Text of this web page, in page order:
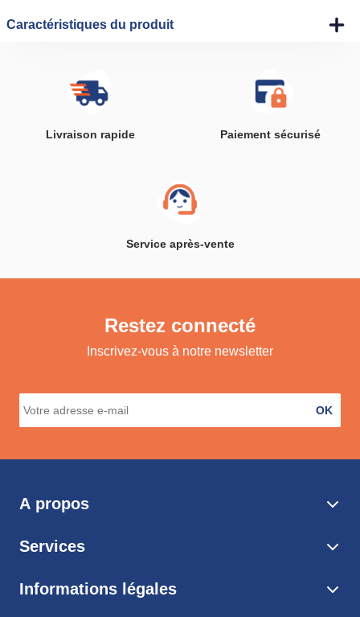
Caractéristiques du produit
Livraison rapide Paiement sécurisé
Service après-vente
Restez connecté
Inscrivez-vous à notre newsletter
OK
A propos
Services
Informations légales